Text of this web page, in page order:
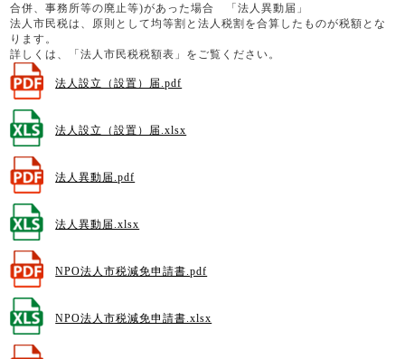
合併、事務所等の廃止等)があった場合 「法人異動届」
法人市民税は、原則として均等割と法人税割を合算したものが税額とな
ります。
詳しくは、「法人市民税税額表」をご覧ください。
法人設立（設置）届.pdf
法人設立（設置）届.xlsx
法人異動届.pdf
法人異動届.xlsx
NPO法人市税減免申請書.pdf
NPO法人市税減免申請書.xlsx